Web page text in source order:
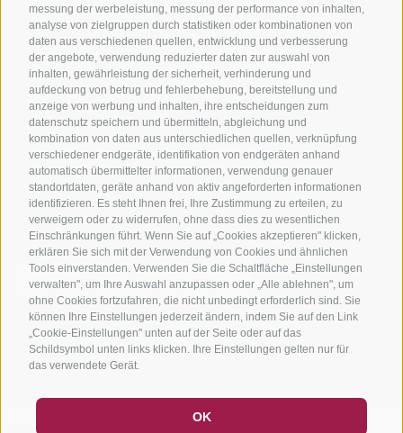
messung der werbeleistung, messung der performance von inhalten,
analyse von zielgruppen durch statistiken oder kombinationen von
daten aus verschiedenen quellen, entwicklung und verbesserung
der angebote, verwendung reduzierter daten zur auswahl von
inhalten, gewährleistung der sicherheit, verhinderung und
aufdeckung von betrug und fehlerbehebung, bereitstellung und
anzeige von werbung und inhalten, ihre entscheidungen zum
datenschutz speichern und übermitteln, abgleichung und
kombination von daten aus unterschiedlichen quellen, verknüpfung
verschiedener endgeräte, identifikation von endgeräten anhand
automatisch übermittelter informationen, verwendung genauer
standortdaten, geräte anhand von aktiv angeforderten informationen
identifizieren. Es steht Ihnen frei, Ihre Zustimmung zu erteilen, zu
verweigern oder zu widerrufen, ohne dass dies zu wesentlichen
Einschränkungen führt. Wenn Sie auf „Cookies akzeptieren" klicken,
erklären Sie sich mit der Verwendung von Cookies und ähnlichen
Tools einverstanden. Verwenden Sie die Schaltfläche „Einstellungen
verwalten", um Ihre Auswahl anzupassen oder „Alle ablehnen", um
ohne Cookies fortzufahren, die nicht unbedingt erforderlich sind. Sie
können Ihre Einstellungen jederzeit ändern, indem Sie auf den Link
„Cookie-Einstellungen" unten auf der Seite oder auf das
Schildsymbol unten links klicken. Ihre Einstellungen gelten nur für
das verwendete Gerät.
OK
Bike-Schulen
Tourenzentrale
info@bikehotels.it
MELDE DICH ZU UNSEREM NEWSLETTER AN!
JETZT ANMELDEN
IMPRESSUM